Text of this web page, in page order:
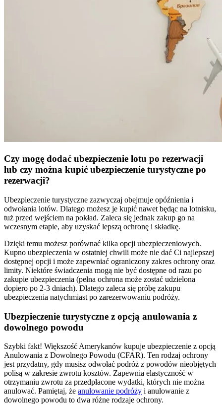
Czy mogę dodać ubezpieczenie lotu po rezerwacji
lub czy można kupić ubezpieczenie turystyczne po
rezerwacji?
Ubezpieczenie turystyczne zazwyczaj obejmuje opóźnienia i
odwołania lotów. Dlatego możesz je kupić nawet będąc na lotnisku,
tuż przed wejściem na pokład. Zaleca się jednak zakup go na
wczesnym etapie, aby uzyskać lepszą ochronę i składkę.
Dzięki temu możesz porównać kilka opcji ubezpieczeniowych.
Kupno ubezpieczenia w ostatniej chwili może nie dać Ci najlepszej
dostępnej opcji i może zapewniać ograniczony zakres ochrony oraz
limity. Niektóre świadczenia mogą nie być dostępne od razu po
zakupie ubezpieczenia (pełna ochrona może zostać udzielona
dopiero po 2-3 dniach). Dlatego zaleca się próbę zakupu
ubezpieczenia natychmiast po zarezerwowaniu podróży.
Ubezpieczenie turystyczne z opcją anulowania z
dowolnego powodu
Szybki fakt! Większość Amerykanów kupuje ubezpieczenie z opcją
Anulowania z Dowolnego Powodu (CFAR). Ten rodzaj ochrony
jest przydatny, gdy musisz odwołać podróż z powodów nieobjętych
polisą w zakresie zwrotu kosztów. Zapewnia elastyczność w
otrzymaniu zwrotu za przedpłacone wydatki, których nie można
anulować. Pamiętaj, że anulowanie podróży i anulowanie z
dowolnego powodu to dwa różne rodzaje ochrony.